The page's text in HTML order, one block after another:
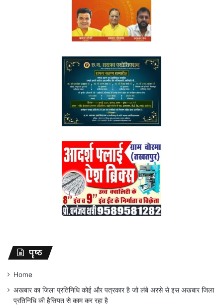
पृष्ठ
Home
अखबार का जिला प्रतिनिधि कोई और पत्रकार है जो लंबे अरसे से इस अखबार जिला
प्रतिनिधि की हैसियत से काम कर रहा है